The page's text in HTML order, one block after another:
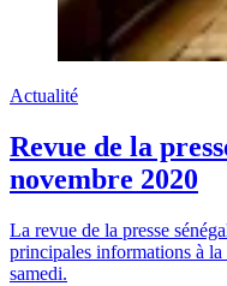
Actualité
Revue de la
novembre 2020
La revue de la presse
principales informations à
samedi.